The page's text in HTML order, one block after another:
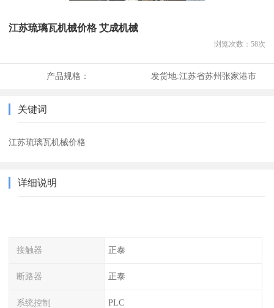
江苏琉璃瓦机械价格 艾成机械
浏览次数： 58次
产品规格： 发货地:江苏省苏州张家港市
关键词
江苏琉璃瓦机械价格
详细说明
接触器 正泰
断路器 正泰
系统控制 PLC